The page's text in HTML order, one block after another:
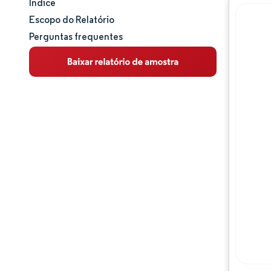
Tamanho e participação de mercado
Análise de mercado
Tendências e insights
Índice
Escopo do Relatório
Perguntas frequentes